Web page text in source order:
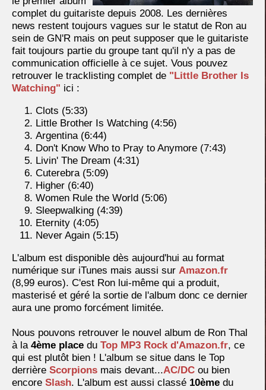
complet du guitariste depuis 2008. Les dernières
news restent toujours vagues sur le statut de Ron au
sein de GN'R mais on peut supposer que le guitariste
fait toujours partie du groupe tant qu'il n'y a pas de
communication officielle à ce sujet. Vous pouvez
retrouver le tracklisting complet de "Little Brother Is
Watching" ici :
Clots (5:33)
Little Brother Is Watching (4:56)
Argentina (6:44)
Don't Know Who to Pray to Anymore (7:43)
Livin' The Dream (4:31)
Cuterebra (5:09)
Higher (6:40)
Women Rule the World (5:06)
Sleepwalking (4:39)
Eternity (4:05)
Never Again (5:15)
L'album est disponible dès aujourd'hui au format
numérique sur iTunes mais aussi sur Amazon.fr
(8,99 euros). C'est Ron lui-même qui a produit,
masterisé et géré la sortie de l'album donc ce dernier
aura une promo forcément limitée.
Nous pouvons retrouver le nouvel album de Ron Thal
à la 4ème place du Top MP3 Rock d'Amazon.fr, ce
qui est plutôt bien ! L'album se situe dans le Top
derrière Scorpions mais devant...AC/DC ou bien
encore Slash. L'album est aussi classé 10ème du